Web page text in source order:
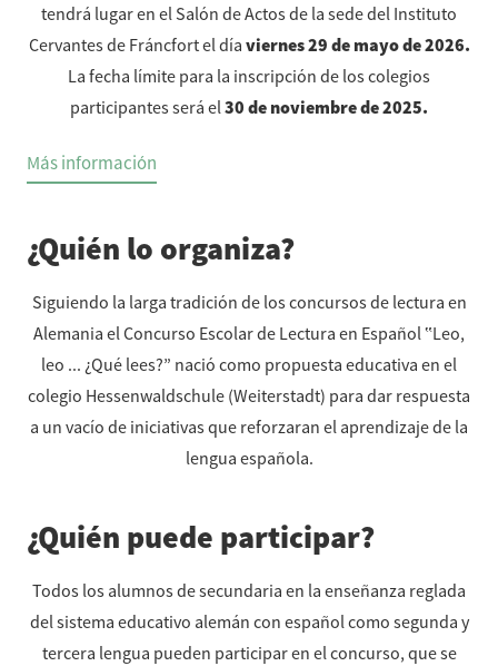
tendrá lugar en el Salón de Actos de la sede del Instituto
Cervantes de Fráncfort el día viernes 29 de mayo de 2026.
La fecha límite para la inscripción de los colegios
participantes será el 30 de noviembre de 2025.
Más información
¿Quién lo organiza?
Siguiendo la larga tradición de los concursos de lectura en
Alemania el Concurso Escolar de Lectura en Español ‟Leo,
leo ... ¿Qué lees?” nació como propuesta educativa en el
colegio Hessenwaldschule (Weiterstadt) para dar respuesta
a un vacío de iniciativas que reforzaran el aprendizaje de la
lengua española.
¿Quién puede participar?
Todos los alumnos de secundaria en la enseñanza reglada
del sistema educativo alemán con español como segunda y
tercera lengua pueden participar en el concurso, que se